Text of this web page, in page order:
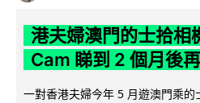
港夫婦澳門的士拾相
Cam 睇到 2 個月後
一對香港夫婦今年 5 月遊澳門乘